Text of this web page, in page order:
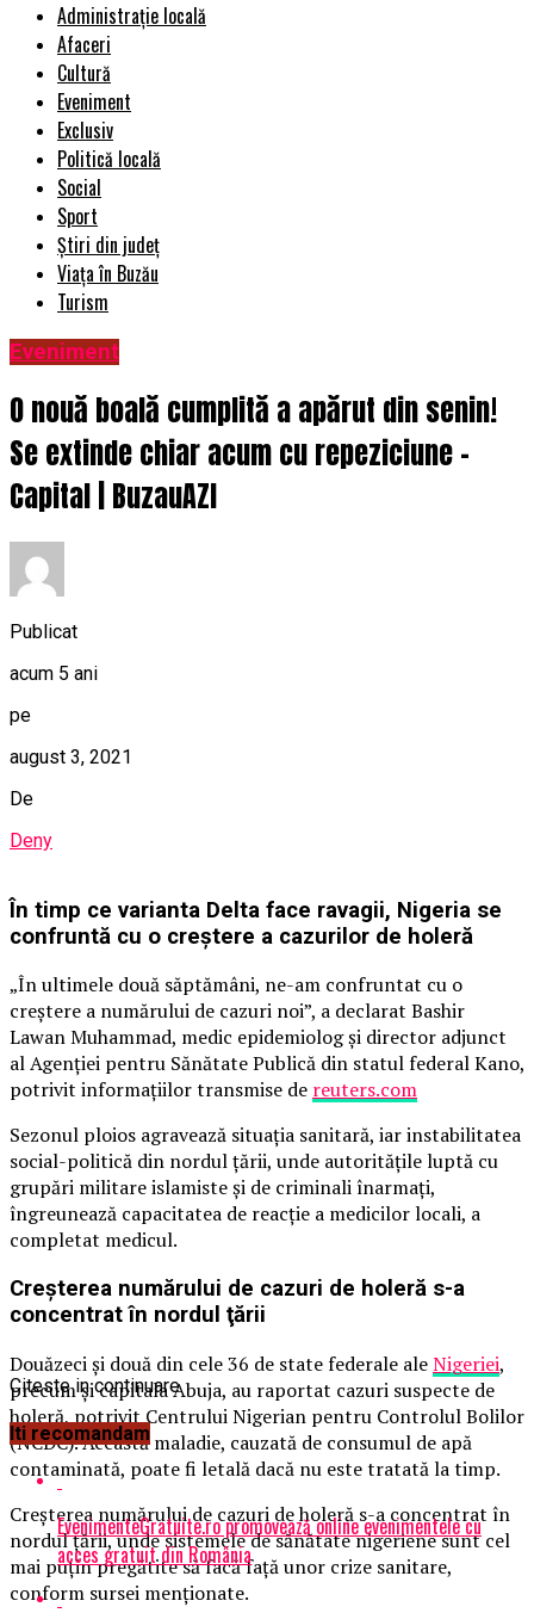
Administrație locală
Afaceri
Cultură
Eveniment
Exclusiv
Politică locală
Social
Sport
Știri din județ
Viața în Buzău
Turism
Eveniment
O nouă boală cumplită a apărut din senin!
Se extinde chiar acum cu repeziciune –
Capital | BuzauAZI
Publicat
acum 5 ani
pe
august 3, 2021
De
Deny
În timp ce varianta Delta face ravagii, Nigeria se
confruntă cu o creștere a cazurilor de holeră
„În ultimele două săptămâni, ne-am confruntat cu o
creştere a numărului de cazuri noi”, a declarat Bashir
Lawan Muhammad, medic epidemiolog şi director adjunct
al Agenţiei pentru Sănătate Publică din statul federal Kano,
potrivit informațiilor transmise de reuters.com
Sezonul ploios agravează situaţia sanitară, iar instabilitatea
social-politică din nordul ţării, unde autorităţile luptă cu
grupări militare islamiste şi de criminali înarmaţi,
îngreunează capacitatea de reacţie a medicilor locali, a
completat medicul.
Creşterea numărului de cazuri de holeră s-a
concentrat în nordul ţării
Douăzeci şi două din cele 36 de state federale aleNigeriei,
precum şi capitala Abuja, au raportat cazuri suspecte de
holeră, potrivit Centrului Nigerian pentru Controlul Bolilor
(NCDC). Această maladie, cauzată de consumul de apă
contaminată, poate fi letală dacă nu este tratată la timp.
Creşterea numărului de cazuri de holeră s-a concentrat în
nordul ţării, unde sistemele de sănătate nigeriene sunt cel
mai puţin pregătite să facă faţă unor crize sanitare,
conform sursei menționate.
Citeste in continuare
Iti recomandam
EvenimenteGratuite.ro promovează online evenimentele cu
acces gratuit din România